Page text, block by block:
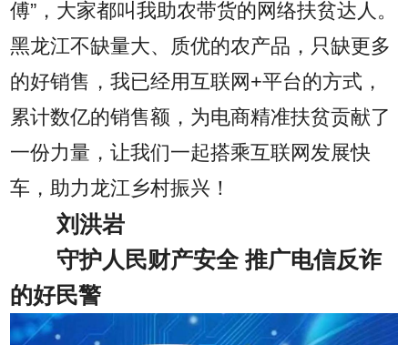
傅”，大家都叫我助农带货的网络扶贫达人。
黑龙江不缺量大、质优的农产品，只缺更多
的好销售，我已经用互联网+平台的方式，
累计数亿的销售额，为电商精准扶贫贡献了
一份力量，让我们一起搭乘互联网发展快
车，助力龙江乡村振兴！
刘洪岩
守护人民财产安全 推广电信反诈
的好民警